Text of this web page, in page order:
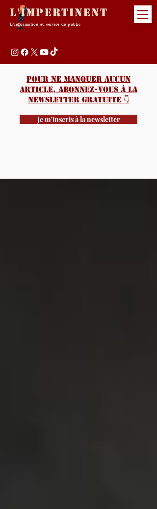
L'Impertinent
L'information au service du public
Pour ne manquer aucun
article, abonnez-vous à la
newsletter gratuite 👇️
Je m'inscris à la newsletter